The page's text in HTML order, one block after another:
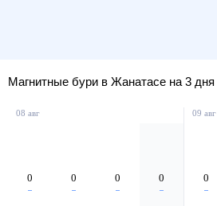
Магнитные бури в Жанатасе на 3 дня
08 авг
0 0 0 0
09 авг
0